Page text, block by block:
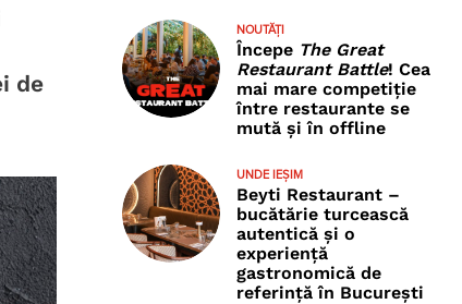
de
NOUTĂȚI
Începe The Great
Restaurant Battle! Cea
mai mare competiție
între restaurante se
mută și în offline
UNDE IEȘIM
Beyti Restaurant –
bucătărie turcească
autentică și o
experiență
gastronomică de
referință în București